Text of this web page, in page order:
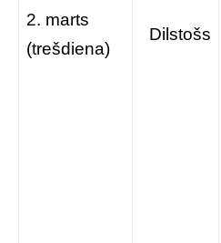
2. marts
(trešdiena)
Dilstošs